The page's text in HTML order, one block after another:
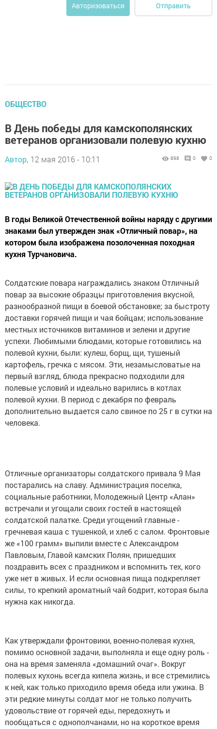
Авторизоваться Отправить
ОБЩЕСТВО
В День победы для камскополянских
ветеранов организовали полевую кухню
Автор, 12 мая 2016 - 10:11 898 0 0
В годы Великой Отечественной войны наряду с другими
знаками был утвержден знак «Отличный повар», на
котором была изображена позолоченная походная
кухня Турчановича.
Солдатские повара награждались знаком Отличный
повар за высокие образцы приготовления вкусной,
разнообразной пищи в боевой обстановке; за быстроту
доставки горячей пищи и чая бойцам; использование
местных источников витаминов и зелени и другие
успехи. Любимыми блюдами, которые готовились на
полевой кухни, были: кулеш, борщ, щи, тушеный
картофель, гречка с мясом. Эти, незамысловатые на
первый взгляд, блюда прекрасно подходили для
полевые условий и идеально варились в котлах
полевой кухни. В период с декабря по февраль
дополнительно выдается сало свиное по 25 г в сутки на
человека.
Отличные организаторы солдатского привала 9 Мая
постарались на славу. Администрация поселка,
социальные работники, Молодежный Центр «Алан»
встречали и угощали своих гостей в настоящей
солдатской палатке. Среди угощений главные -
гречневая каша с тушенкой, и хлеб с салом. Фронтовые
же «100 грамм» выпили вместе с Александром
Павловым, Главой камских Полян, пришедших
поздравить всех с праздником и вспомнить тех, кого
уже нет в живых. И если основная пища подкрепляет
силы, то крепкий ароматный чай бодрит, которая была
нужна как никогда.
Как утверждали фронтовики, военно-полевая кухня,
помимо основной задачи, выполняла и еще одну роль -
она на время заменяла «домашний очаг». Вокруг
полевых кухонь всегда кипела жизнь, и все стремились
к ней, как только приходило время обеда или ужина. В
эти редкие минуты солдат мог не только получить
удовольствие от горячей еды, передохнуть и
пообщаться с однополчанами, но на короткое время